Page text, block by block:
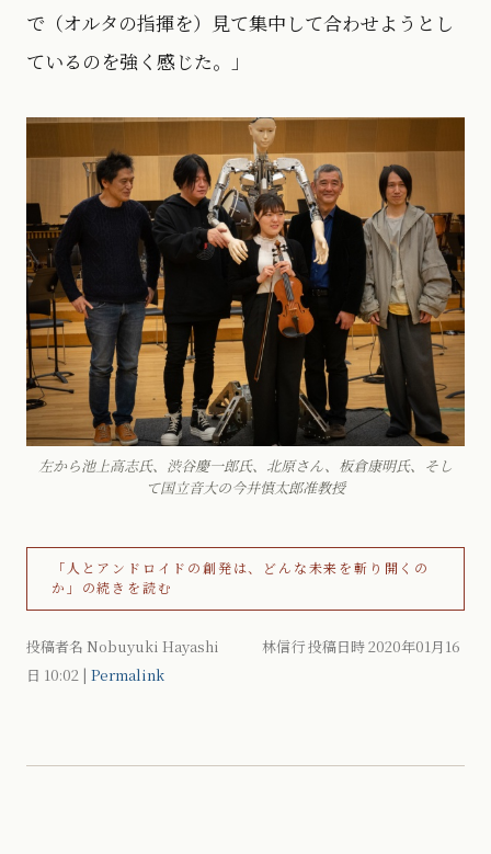
で（オルタの指揮を）見て集中して合わせようとし
ているのを強く感じた。」
左から池上高志氏、渋谷慶一郎氏、北原さん、板倉康明氏、そし
て国立音大の今井慎太郎准教授
「人とアンドロイドの創発は、どんな未来を斬り開くの
か」の続きを読む
投稿者名 Nobuyuki Hayashi 林信行 投稿日時 2020年01月16
日 10:02 | Permalink